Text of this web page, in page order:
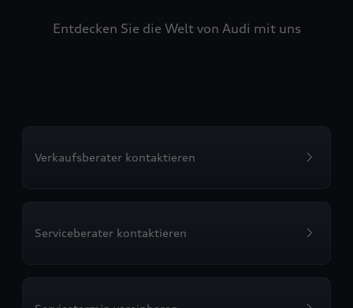
Entdecken Sie die Welt von Audi mit uns
Verkaufsberater kontaktieren
Serviceberater kontaktieren